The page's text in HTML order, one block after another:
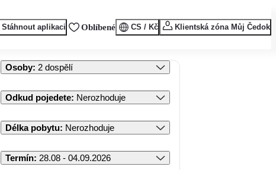
Stáhnout aplikaci Oblíbené CS / Kč Klientská zóna Můj Čedok
Osoby: 2 dospělí
Odkud pojedete: Nerozhoduje
Délka pobytu: Nerozhoduje
Termín: 28.08 - 04.09.2026